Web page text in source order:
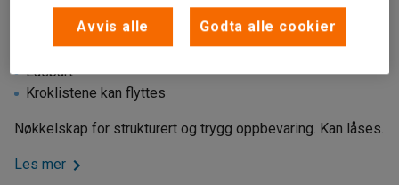
Robust
Låsbart
Kroklistene kan flyttes
Nøkkelskap for strukturert og trygg oppbevaring. Kan låses.
Les mer
Avvis alle Godta alle cookier